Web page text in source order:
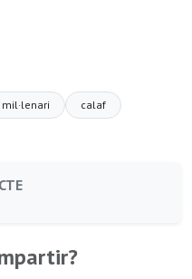
mil·lenari calaf